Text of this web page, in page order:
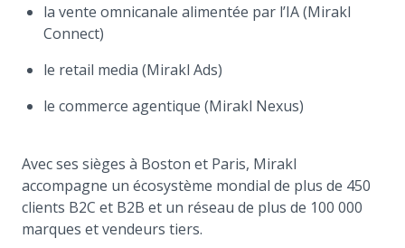
la vente omnicanale alimentée par l’IA (Mirakl
Connect)
le retail media (Mirakl Ads)
le commerce agentique (Mirakl Nexus)
Avec ses sièges à Boston et Paris, Mirakl
accompagne un écosystème mondial de plus de 450
clients B2C et B2B et un réseau de plus de 100 000
marques et vendeurs tiers.